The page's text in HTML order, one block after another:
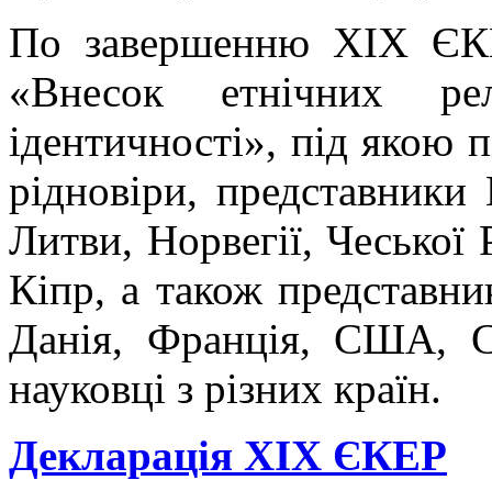
По завершенню ХІХ
«Внесок етнічних
ідентичності», під
рідновіри, представники
Литви, Норвегії, Чеської
Кіпр, а також
Данія, Франція, США,
науковці з різних країн.
Декларація XIX ЄКЕР